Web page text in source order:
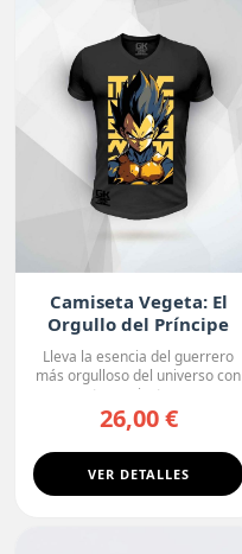
Camiseta Vegeta: El
Orgullo del Príncipe
Lleva la esencia del guerrero
más orgulloso del universo con
esta camiseta ne...
26,00 €
VER DETALLES